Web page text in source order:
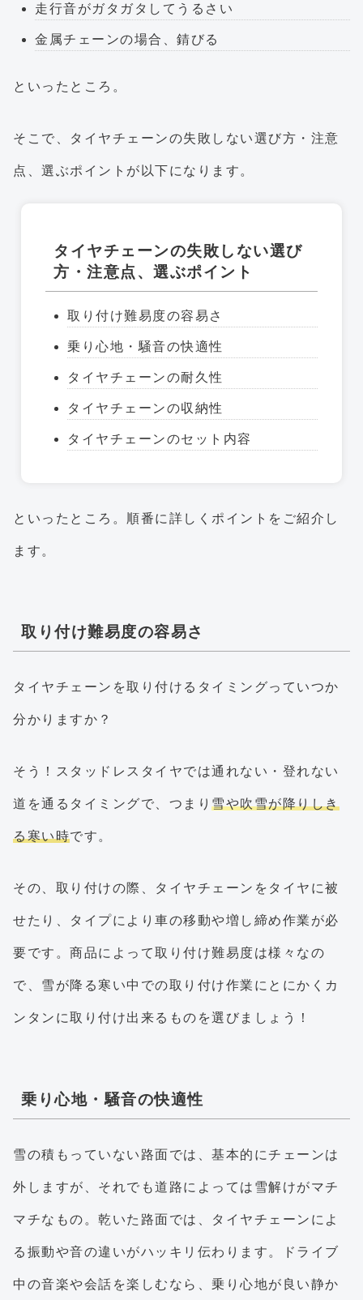
走行音がガタガタしてうるさい
金属チェーンの場合、錆びる
といったところ。
そこで、タイヤチェーンの失敗しない選び方・注意
点、選ぶポイントが以下になります。
タイヤチェーンの失敗しない選び
方・注意点、選ぶポイント
取り付け難易度の容易さ
乗り心地・騒音の快適性
タイヤチェーンの耐久性
タイヤチェーンの収納性
タイヤチェーンのセット内容
といったところ。順番に詳しくポイントをご紹介し
ます。
取り付け難易度の容易さ
タイヤチェーンを取り付けるタイミングっていつか
分かりますか？
そう！スタッドレスタイヤでは通れない・登れない
道を通るタイミングで、つまり 雪や吹雪が降りしき
る寒い時です。
その、取り付けの際、タイヤチェーンをタイヤに被
せたり、タイプにより車の移動や増し締め作業が必
要です。商品によって取り付け難易度は様々なの
で、雪が降る寒い中での取り付け作業にとにかくカ
ンタンに取り付け出来るものを選びましょう！
乗り心地・騒音の快適性
雪の積もっていない路面では、基本的にチェーンは
外しますが、それでも道路によっては雪解けがマチ
マチなもの。乾いた路面では、タイヤチェーンによ
る振動や音の違いがハッキリ伝わります。ドライブ
中の音楽や会話を楽しむなら、乗り心地が良い静か